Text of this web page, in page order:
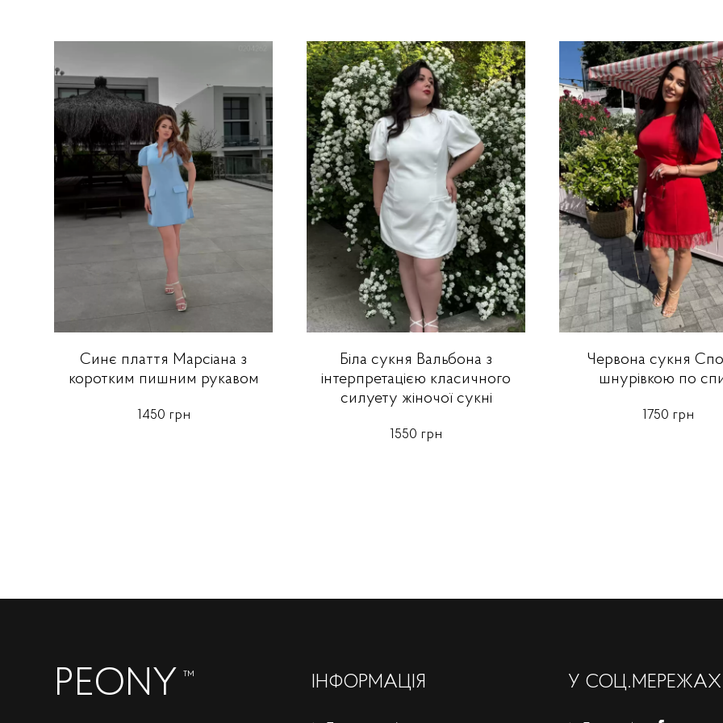
Синє плаття Марсіана з
коротким пишним рукавом
1450 грн
Біла сукня Вальбона з
інтерпретацією класичного
силуету жіночої сукні
1550 грн
Червона сукня
шнурівкою по
1750 грн
PEONY ™ ІНФОРМАЦІЯ У СОЦ.МЕРЕЖАХ